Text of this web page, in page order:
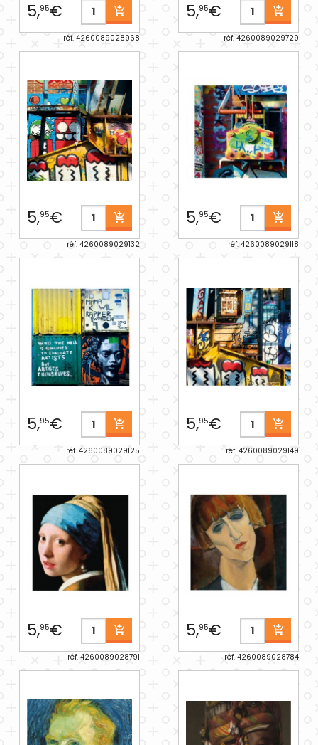
5,95€
réf. 4260089028968
5,95€
réf. 4260089029729
5,95€
réf. 4260089029132
5,95€
réf. 4260089029118
5,95€
réf. 4260089029125
5,95€
réf. 4260089029149
5,95€
réf. 4260089028791
5,95€
réf. 4260089028784